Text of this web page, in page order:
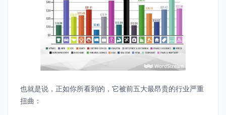
也就是说，正如你所看到的，它被前五大最昂贵的行业严重
扭曲：